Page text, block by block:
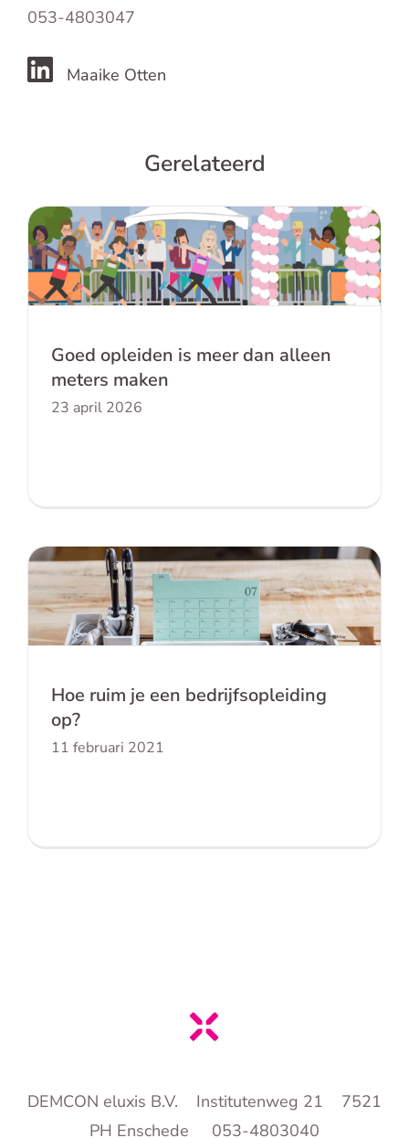
053-4803047
Maaike Otten
Gerelateerd
Goed opleiden is meer dan alleen
meters maken
Goed opleiden is meer dan alleen
meters maken
23 april 2026
Hoe ruim je een bedrijfsopleiding op?
Hoe ruim je een bedrijfsopleiding
op?
11 februari 2021
DEMCON eluxis B.V. Institutenweg 21 7521
PH Enschede 053-4803040